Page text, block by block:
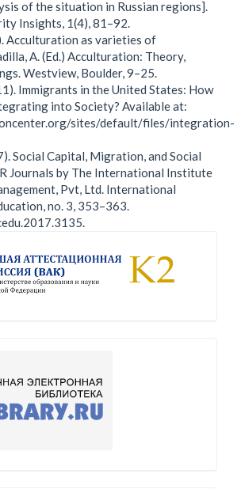
of the situation in Russian regions].
Insights, 1(4), 81–92.
Acculturation as varieties of
A. (Ed.) Acculturation: Theory,
Westview, Boulder, 9–25.
Immigrants in the United States: How
into Society? Available at:
sites/default/files/integration-
Social Capital, Migration, and Social
Journals by The International Institute
Pvt, Ltd. International
no. 3, 353–363.